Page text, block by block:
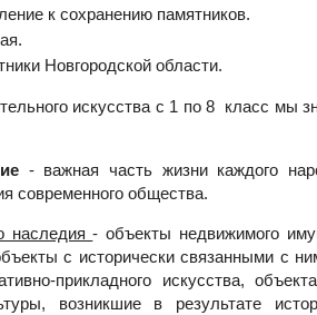
к сохранению памятников.
Новгородской области.
искусства с 1 по 8 класс мы
- важная часть жизни каждого
современного общества.
наследия- объекты недвижимого
с исторически связанными с
прикладного искусства,
возникшие в результате